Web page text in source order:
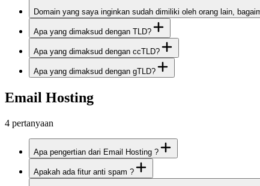
Domain yang saya inginkan sudah dimiliki oleh orang lain,
Apa yang dimaksud dengan TLD?
Apa yang dimaksud dengan ccTLD?
Apa yang dimaksud dengan gTLD?
Email Hosting
4 pertanyaan
Apa pengertian dari Email Hosting ?
Apakah ada fitur anti spam ?